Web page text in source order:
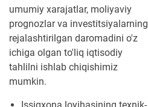
umumiy xarajatlar, moliyaviy
prognozlar va investitsiyalarning
rejalashtirilgan daromadini o'z
ichiga olgan to'liq iqtisodiy
tahlilni ishlab chiqishimiz
mumkin.